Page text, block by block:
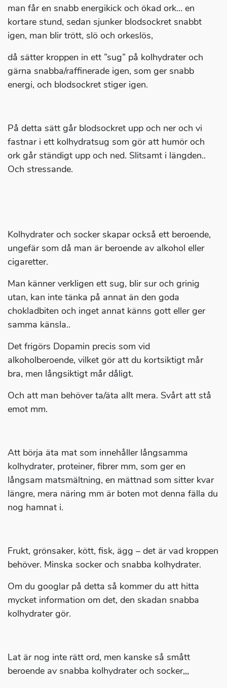
man får en snabb energikick och ökad ork… en
kortare stund, sedan sjunker blodsockret snabbt
igen, man blir trött, slö och orkeslös,
då sätter kroppen in ett ”sug” på kolhydrater och
gärna snabba/raffinerade igen, som ger snabb
energi, och blodsockret stiger igen.
På detta sätt går blodsockret upp och ner och vi
fastnar i ett kolhydratsug som gör att humör och
ork går ständigt upp och ned. Slitsamt i längden..
Och stressande.
Kolhydrater och socker skapar också ett beroende,
ungefär som då man är beroende av alkohol eller
cigaretter.
Man känner verkligen ett sug, blir sur och grinig
utan, kan inte tänka på annat än den goda
chokladbiten och inget annat känns gott eller ger
samma känsla..
Det frigörs Dopamin precis som vid
alkoholberoende, vilket gör att du kortsiktigt mår
bra, men långsiktigt mår dåligt.
Och att man behöver ta/äta allt mera. Svårt att stå
emot mm.
Att börja äta mat som innehåller långsamma
kolhydrater, proteiner, fibrer mm, som ger en
långsam matsmältning, en mättnad som sitter kvar
längre, mera näring mm är boten mot denna fälla du
nog hamnat i.
Frukt, grönsaker, kött, fisk, ägg – det är vad kroppen
behöver. Minska socker och snabba kolhydrater.
Om du googlar på detta så kommer du att hitta
mycket information om det, den skadan snabba
kolhydrater gör.
Lat är nog inte rätt ord, men kanske så smått
beroende av snabba kolhydrater och socker,,,